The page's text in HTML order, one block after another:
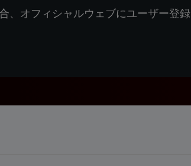
、オフィシャルウェブにユーザー登録